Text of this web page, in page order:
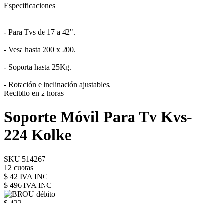
Especificaciones
- Para Tvs de 17 a 42".
- Vesa hasta 200 x 200.
- Soporta hasta 25Kg.
- Rotación e inclinación ajustables.
Recibilo en 2 horas
Soporte Móvil Para Tv Kvs-
224 Kolke
SKU 514267
12 cuotas
$ 42 IVA INC
$ 496 IVA INC